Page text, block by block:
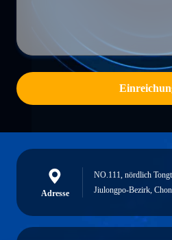
Adresse
NO.111, nördlich
Jiulongpo-Bezirk,